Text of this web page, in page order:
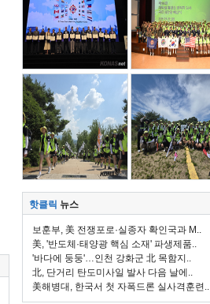
핫클릭 뉴스
보훈부, 美 전쟁포로·실종자 확인국과 M..
美, '반도체·태양광 핵심 소재' 파생제품..
'바다에 둥둥'…인천 강화군 北 목함지..
北, 단거리 탄도미사일 발사 다음 날에..
美해병대, 한국서 첫 자폭드론 실사격훈련..